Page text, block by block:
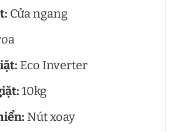
Cửa ngang
Eco Inverter
10kg
Nút xoay